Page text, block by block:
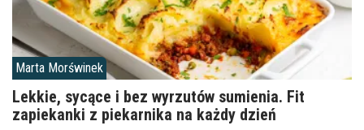
Marta Morświnek
Lekkie, sycące i bez wyrzutów sumienia. Fit
zapiekanki z piekarnika na każdy dzień